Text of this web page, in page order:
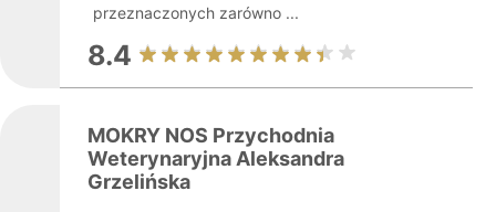
przeznaczonych zarówno ...
8.4
MOKRY NOS Przychodnia
Weterynaryjna Aleksandra
Grzelińska